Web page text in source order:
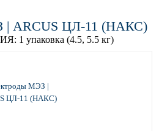
ARCUS ЦЛ-11 (НАКС)
1 упаковка (4.5, 5.5 кг)